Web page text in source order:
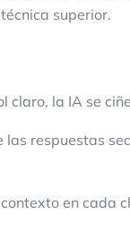
superior.
claro, la IA se
las respuestas
en cada